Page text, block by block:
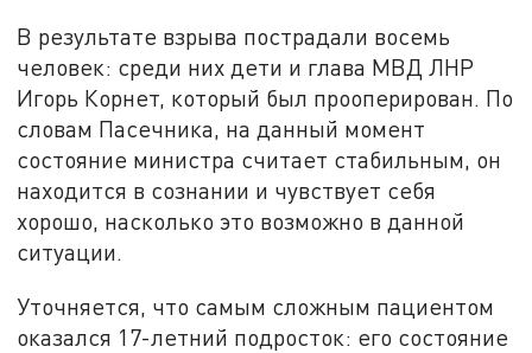
В результате взрыва пострадали восемь
человек: среди них дети и глава МВД ЛНР
Игорь Корнет, который был прооперирован. По
словам Пасечника, на данный момент
состояние министра считает стабильным, он
находится в сознании и чувствует себя
хорошо, насколько это возможно в данной
ситуации.
Уточняется, что самым сложным пациентом
оказался 17-летний подросток: его состояние